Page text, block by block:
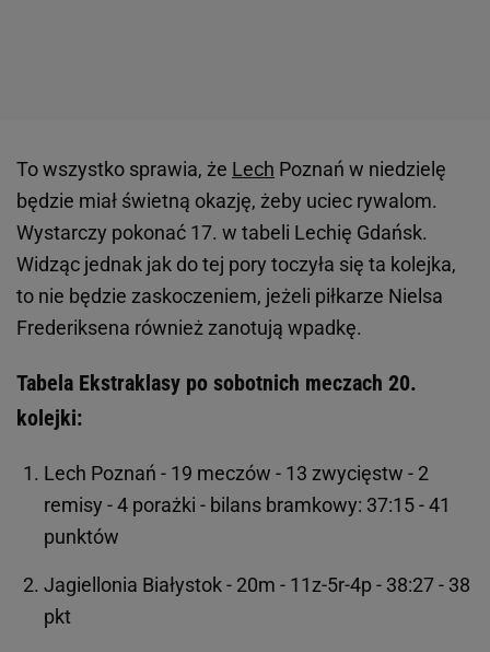
To wszystko sprawia, że Lech Poznań w niedzielę
będzie miał świetną okazję, żeby uciec rywalom.
Wystarczy pokonać 17. w tabeli Lechię Gdańsk.
Widząc jednak jak do tej pory toczyła się ta kolejka,
to nie będzie zaskoczeniem, jeżeli piłkarze Nielsa
Frederiksena również zanotują wpadkę.
Tabela Ekstraklasy po sobotnich meczach 20.
kolejki:
Lech Poznań - 19 meczów - 13 zwycięstw - 2
remisy - 4 porażki - bilans bramkowy: 37:15 - 41
punktów
Jagiellonia Białystok - 20m - 11z-5r-4p - 38:27 - 38
pkt